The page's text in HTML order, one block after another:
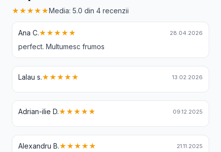
★★★★★Media: 5.0 din 4 recenzii
Ana C.★★★★★ 28.04.2026
perfect. Multumesc frumos
Lalau s.★★★★★ 13.02.2026
Adrian-ilie D.★★★★★ 09.12.2025
Alexandru B.★★★★★ 21.11.2025